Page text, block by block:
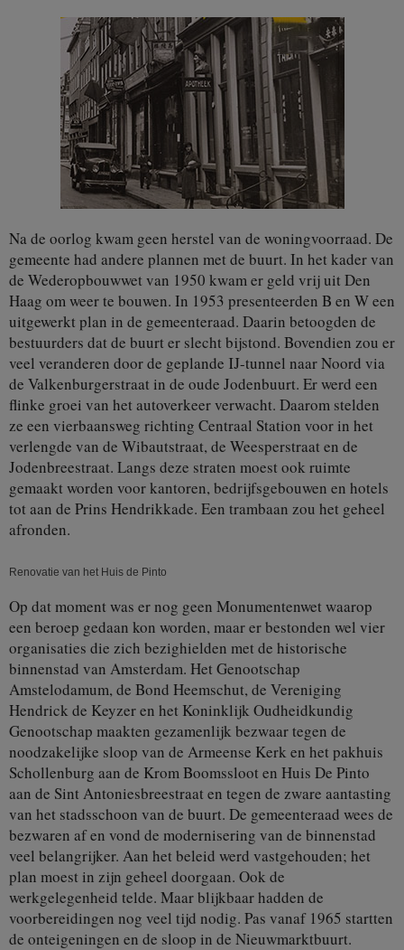
Na de oorlog kwam geen herstel van de woningvoorraad. De
gemeente had andere plannen met de buurt. In het kader van
de Wederopbouwwet van 1950 kwam er geld vrij uit Den
Haag om weer te bouwen. In 1953 presenteerden B en W een
uitgewerkt plan in de gemeenteraad. Daarin betoogden de
bestuurders dat de buurt er slecht bijstond. Bovendien zou er
veel veranderen door de geplande IJ-tunnel naar Noord via
de Valkenburgerstraat in de oude Jodenbuurt. Er werd een
flinke groei van het autoverkeer verwacht. Daarom stelden
ze een vierbaansweg richting Centraal Station voor in het
verlengde van de Wibautstraat, de Weesperstraat en de
Jodenbreestraat. Langs deze straten moest ook ruimte
gemaakt worden voor kantoren, bedrijfsgebouwen en hotels
tot aan de Prins Hendrikkade. Een trambaan zou het geheel
afronden.
Renovatie van het Huis de Pinto
Op dat moment was er nog geen Monumentenwet waarop
een beroep gedaan kon worden, maar er bestonden wel vier
organisaties die zich bezighielden met de historische
binnenstad van Amsterdam. Het Genootschap
Amstelodamum, de Bond Heemschut, de Vereniging
Hendrick de Keyzer en het Koninklijk Oudheidkundig
Genootschap maakten gezamenlijk bezwaar tegen de
noodzakelijke sloop van de Armeense Kerk en het pakhuis
Schollenburg aan de Krom Boomssloot en Huis De Pinto
aan de Sint Antoniesbreestraat en tegen de zware aantasting
van het stadsschoon van de buurt. De gemeenteraad wees de
bezwaren af en vond de modernisering van de binnenstad
veel belangrijker. Aan het beleid werd vastgehouden; het
plan moest in zijn geheel doorgaan. Ook de
werkgelegenheid telde. Maar blijkbaar hadden de
voorbereidingen nog veel tijd nodig. Pas vanaf 1965 startten
de onteigeningen en de sloop in de Nieuwmarktbuurt.